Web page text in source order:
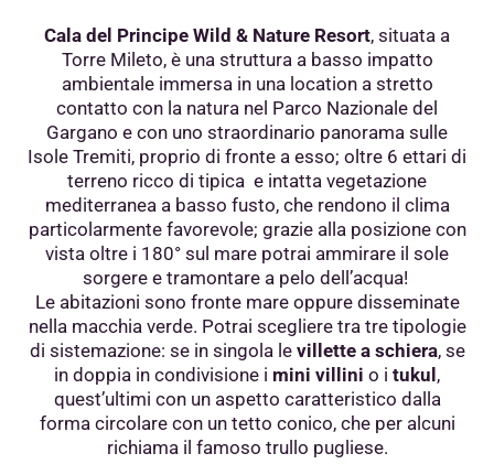
Cala del Principe Wild & Nature Resort, situata a
Torre Mileto, è una struttura a basso impatto
ambientale immersa in una location a stretto
contatto con la natura nel Parco Nazionale del
Gargano e con uno straordinario panorama sulle
Isole Tremiti, proprio di fronte a esso; oltre 6 ettari di
terreno ricco di tipica e intatta vegetazione
mediterranea a basso fusto, che rendono il clima
particolarmente favorevole; grazie alla posizione con
vista oltre i 180° sul mare potrai ammirare il sole
sorgere e tramontare a pelo dell’acqua!
Le abitazioni sono fronte mare oppure disseminate
nella macchia verde. Potrai scegliere tra tre tipologie
di sistemazione: se in singola le villette a schiera, se
in doppia in condivisione i mini villini o i tukul ,
quest’ultimi con un aspetto caratteristico dalla
forma circolare con un tetto conico, che per alcuni
richiama il famoso trullo pugliese.